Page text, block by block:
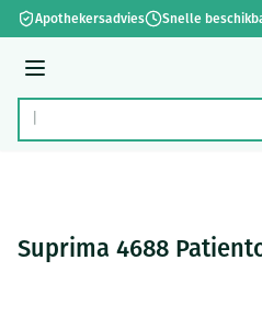
Ga naar de inhoud
Apothekersadvies Snelle
Menu
Product, merk, categorie...
Suprima 4688